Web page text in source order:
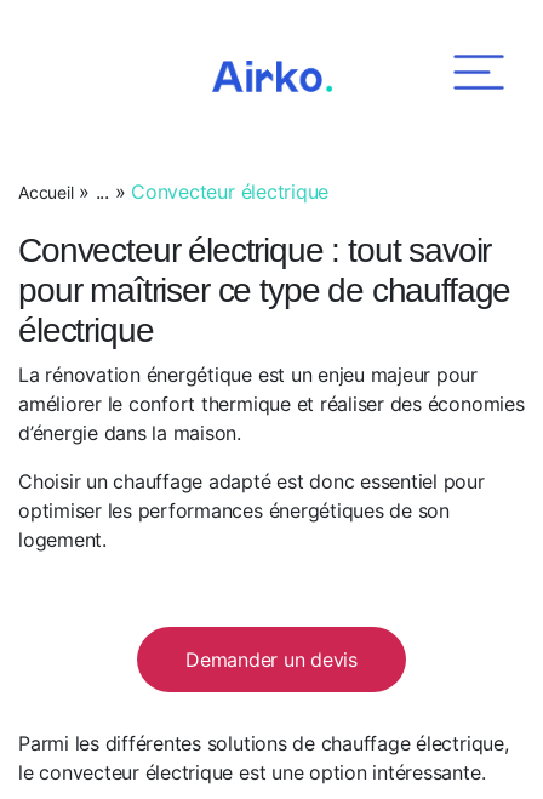
Accueil» ... » Convecteur électrique
Convecteur électrique : tout savoir
pour maîtriser ce type de chauffage
électrique
La rénovation énergétique est un enjeu majeur pour
améliorer le confort thermique et réaliser des économies
d’énergie dans la maison.
Choisir un chauffage adapté est donc essentiel pour
optimiser les performances énergétiques de son
logement.
Demander un devis
Parmi les différentes solutions de chauffage électrique,
le convecteur électrique est une option intéressante.